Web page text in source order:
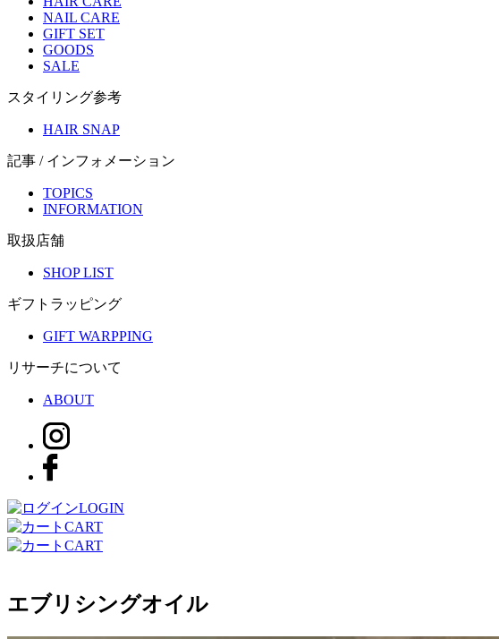
NAIL CARE
GIFT SET
GOODS
SALE
スタイリング参考
HAIR SNAP
記事 / インフォメーション
TOPICS
INFORMATION
取扱店舗
SHOP LIST
ギフトラッピング
GIFT WARPPING
リサーチについて
ABOUT
LOGIN
CART
CART
エブリシングオイル